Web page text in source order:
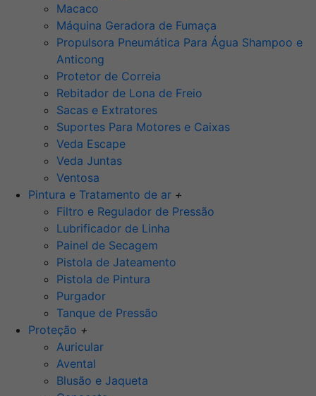
Macaco
Máquina Geradora de Fumaça
Propulsora Pneumática Para Água Shampoo e
Anticong
Protetor de Correia
Rebitador de Lona de Freio
Sacas e Extratores
Suportes Para Motores e Caixas
Veda Escape
Veda Juntas
Ventosa
Pintura e Tratamento de ar +
Filtro e Regulador de Pressão
Lubrificador de Linha
Painel de Secagem
Pistola de Jateamento
Pistola de Pintura
Purgador
Tanque de Pressão
Proteção +
Auricular
Avental
Blusão e Jaqueta